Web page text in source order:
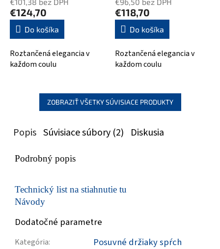
€124,70
Do košíka
Roztančená elegancia v
každom coulu
€118,70
Do košíka
Roztančená elegancia v
každom coulu
ZOBRAZIŤ VŠETKY SÚVISIACE PRODUKTY
Popis Súvisiace súbory (2) Diskusia
Podrobný popis
Technický list na stiahnutie tu
Návody
Dodatočné parametre
Kategória: Posuvné držiaky spŕch